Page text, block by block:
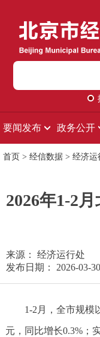
要闻发布 政务公开
首页 > 经信数据 > 经济运
2026年1-2
来源： 经济运行处
发布日期： 2026-03-
1-2月，全市规模
元，同比增长0.3%；